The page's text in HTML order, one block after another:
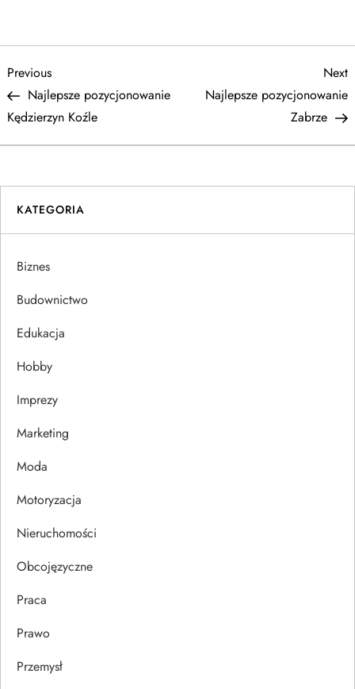
N
a
w
i
g
a
c
a
w
p
u
Previous
Post
Previous
Najlepsze pozycjonowanie
Kędzierzyn Koźle
Next
Najlepsze pozycjonowanie
Zabrze
KATEGORIA
Biznes
Budownictwo
Edukacja
Hobby
Imprezy
Marketing
Moda
Motoryzacja
Nieruchomości
Obcojęzyczne
Praca
Prawo
Przemysł